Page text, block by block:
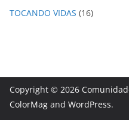
TOCANDO VIDAS (16)
Copyright © 2026
ColorMag and WordPress.